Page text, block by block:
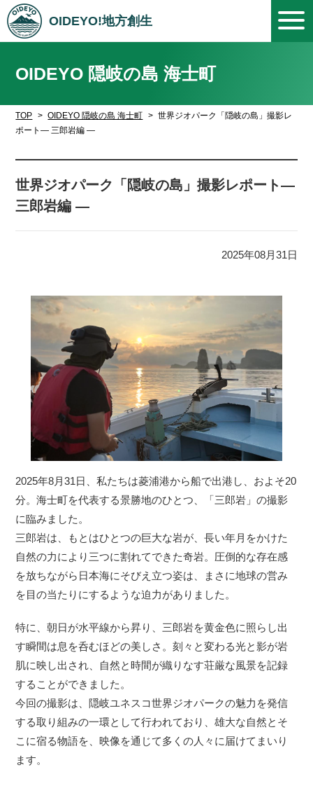
OIDEYO!地方創生
OIDEYO 隠岐の島 海士町
TOP OIDEYO 隠岐の島 海士町
世界ジオパーク「隠岐の島」撮影レ
ポート― 三郎岩編 ―
世界ジオパーク「隠岐の島」撮影レポート―
三郎岩編 ―
2025年08月31日
2025年8月31日、私たちは菱浦港から船で出港し、およそ20
分。海士町を代表する景勝地のひとつ、「三郎岩」の撮影
に臨みました。
三郎岩は、もとはひとつの巨大な岩が、長い年月をかけた
自然の力により三つに割れてできた奇岩。圧倒的な存在感
を放ちながら日本海にそびえ立つ姿は、まさに地球の営み
を目の当たりにするような迫力がありました。
特に、朝日が水平線から昇り、三郎岩を黄金色に照らし出
す瞬間は息を呑むほどの美しさ。刻々と変わる光と影が岩
肌に映し出され、自然と時間が織りなす荘厳な風景を記録
することができました。
今回の撮影は、隠岐ユネスコ世界ジオパークの魅力を発信
する取り組みの一環として行われており、雄大な自然とそ
こに宿る物語を、映像を通じて多くの人々に届けてまいり
ます。